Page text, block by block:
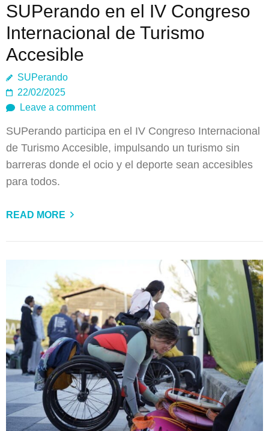
SUPerando en el IV Congreso
Internacional de Turismo
Accesible
SUPerando
22/02/2025
Leave a comment
SUPerando participa en el IV Congreso Internacional
de Turismo Accesible, impulsando un turismo sin
barreras donde el ocio y el deporte sean accesibles
para todos.
READ MORE